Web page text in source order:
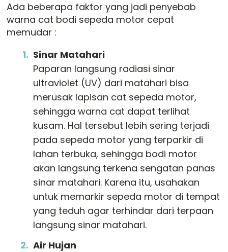
Ada beberapa faktor yang jadi penyebab
warna cat bodi sepeda motor cepat
memudar :
Sinar Matahari
Paparan langsung radiasi sinar
ultraviolet (UV) dari matahari bisa
merusak lapisan cat sepeda motor,
sehingga warna cat dapat terlihat
kusam. Hal tersebut lebih sering terjadi
pada sepeda motor yang terparkir di
lahan terbuka, sehingga bodi motor
akan langsung terkena sengatan panas
sinar matahari. Karena itu, usahakan
untuk memarkir sepeda motor di tempat
yang teduh agar terhindar dari terpaan
langsung sinar matahari.
Air Hujan